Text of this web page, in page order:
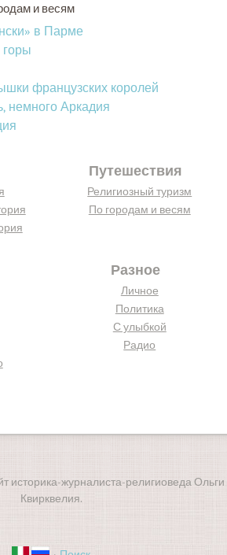
и весям
в Парме
горы
французских королей
немного Аркадия
Путешествия
Религиозный туризм
По городам и весям
Разное
Личное
Политика
С улыбкой
Радио
историка-журналиста-религиоведа Ольги
Квирквелия.